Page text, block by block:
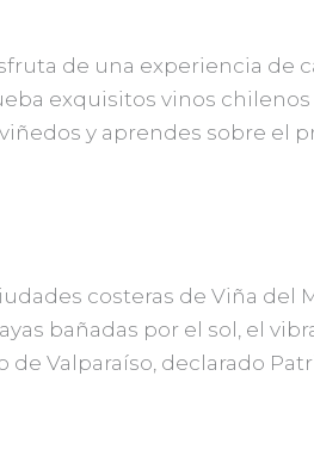
de una experiencia de
exquisitos vinos
y aprendes sobre el
costeras de Viña del
bañadas por el sol, el
Valparaíso, declarado